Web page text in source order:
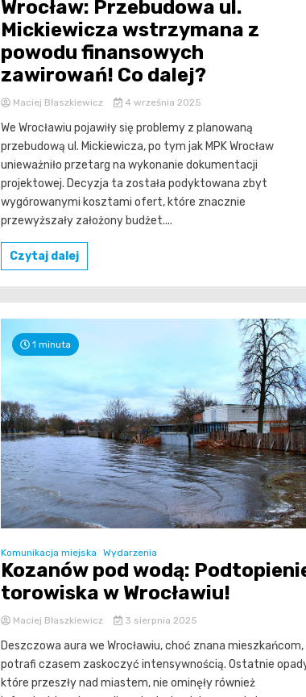
Wrocław: Przebudowa ul.
Mickiewicza wstrzymana z
powodu finansowych
zawirowań! Co dalej?
Maciej Błaszkiewicz 4 września 2025
We Wrocławiu pojawiły się problemy z planowaną
przebudową ul. Mickiewicza, po tym jak MPK Wrocław
unieważniło przetarg na wykonanie dokumentacji
projektowej. Decyzja ta została podyktowana zbyt
wygórowanymi kosztami ofert, które znacznie
przewyższały założony budżet....
Czytaj dalej
1 minuta
Komunikacja miejska Wydarzenia
Kozanów pod wodą:
torowiska w Wrocławiu!
Maciej Błaszkiewicz 3 sierpnia 2025
Deszczowa aura we Wrocławiu, choć znana mieszkańcom,
potrafi czasem zaskoczyć intensywnością. Ostatnie
które przeszły nad miastem, nie ominęły również